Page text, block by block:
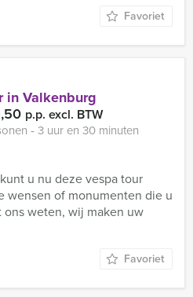
Favoriet
in Valkenburg
p.p. excl. BTW
‐ 3 uur en 30 minuten
u nu deze vespa tour
wensen of monumenten die u
weten, wij maken uw
Favoriet